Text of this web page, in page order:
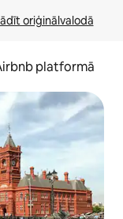
oriģinālvalodā
platformā